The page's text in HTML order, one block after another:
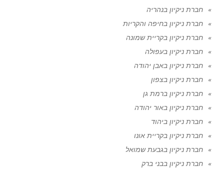
חברת ניקיון בנהריה
חברת ניקיון בחיפה והקריות
חברת ניקיון בקריית שמונה
חברת ניקיון בעפולה
חברת ניקיון באבן יהודה
חברת ניקיון בצפון
חברת ניקיון ברמת גן
חברת ניקיון באור יהודה
חברת ניקיון ביהוד
חברת ניקיון בקריית אונו
חברת ניקיון בגבעת שמואל
חברת ניקיון בבני ברק